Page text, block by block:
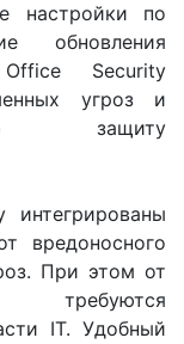
настройки по
обновления
Security
угроз и
защиту
вредоносного
При этом от
требуются
IT. Удобный